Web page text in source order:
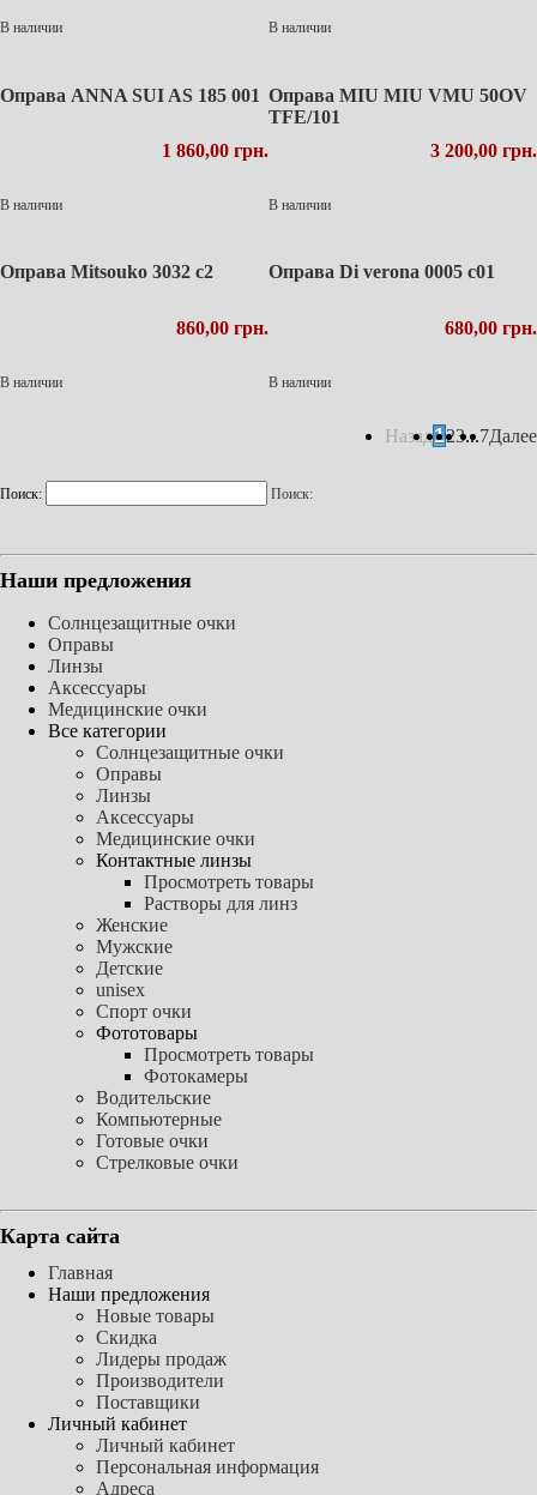
В наличии В наличии
Оправа ANNA SUI AS 185 001
1 860,00 грн.
В наличии
Оправа MIU MIU VMU 50OV
TFE/101
3 200,00 грн.
В наличии
Оправа Mitsouko 3032 c2
860,00 грн.
В наличии
Оправа Di verona 0005 с01
680,00 грн.
В наличии
Назад123...7Далее
Поиск: Поиск:
Наши предложения
Солнцезащитные очки
Оправы
Линзы
Аксессуары
Медицинские очки
Все категории
Солнцезащитные очки
Оправы
Линзы
Аксессуары
Медицинские очки
Контактные линзы
Просмотреть товары
Растворы для линз
Женские
Мужские
Детские
unisex
Спорт очки
Фототовары
Просмотреть товары
Фотокамеры
Водительские
Компьютерные
Готовые очки
Стрелковые очки
Карта сайта
Главная
Наши предложения
Новые товары
Скидка
Лидеры продаж
Производители
Поставщики
Личный кабинет
Личный кабинет
Персональная информация
Адреса